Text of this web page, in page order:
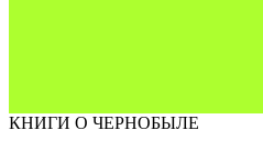
КНИГИ О ЧЕРНОБЫЛЕ